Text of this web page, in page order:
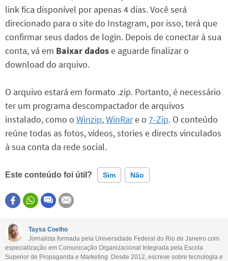
link fica disponível por apenas 4 dias. Você será
direcionado para o site do Instagram, por isso, terá que
confirmar seus dados de login. Depois de conectar à sua
conta, vá em Baixar dadose aguarde finalizar o
download do arquivo.
O arquivo estará em formato .zip. Portanto, é necessário
ter um programa descompactador de arquivos
instalado, como o Winzip,WinRare o 7-Zip. O conteúdo
reúne todas as fotos, vídeos, stories e directs vinculados
à sua conta da rede social.
Este conteúdo foi útil? Sim Não
Este conteúdo contém informação incorreta
Este conteúdo não tem a informação que procuro
Outro
Taysa Coelho
Jornalista formada pela Universidade Federal do Rio de Janeiro com
especialização em Comunicação Organizacional Integrada pela Escola
Superior de Propaganda e Marketing. Desde 2012, escreve sobre tecnologia e